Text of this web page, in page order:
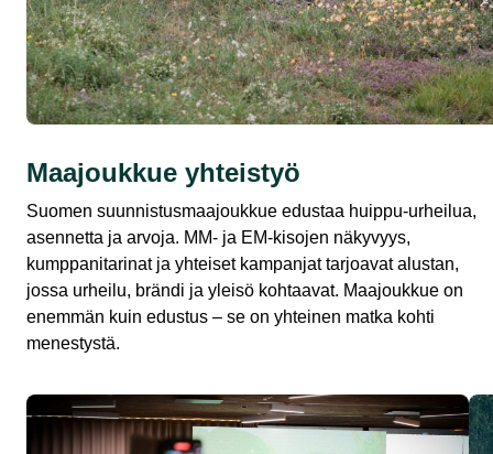
Maajoukkue yhteistyö
Suomen suunnistusmaajoukkue edustaa huippu-urheilua,
asennetta ja arvoja. MM- ja EM-kisojen näkyvyys,
kumppanitarinat ja yhteiset kampanjat tarjoavat alustan,
jossa urheilu, brändi ja yleisö kohtaavat. Maajoukkue on
enemmän kuin edustus – se on yhteinen matka kohti
menestystä.